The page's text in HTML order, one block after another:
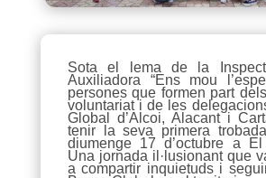
Sota el lema de la
Auxiliadora “Ens mou
persones que formen part
voluntariat i de les
Global d’Alcoi, Alacant i
tenir la seva primera
diumenge 17 d’octubre a El
Una jornada il·lusionant que
a compartir inquietuds i